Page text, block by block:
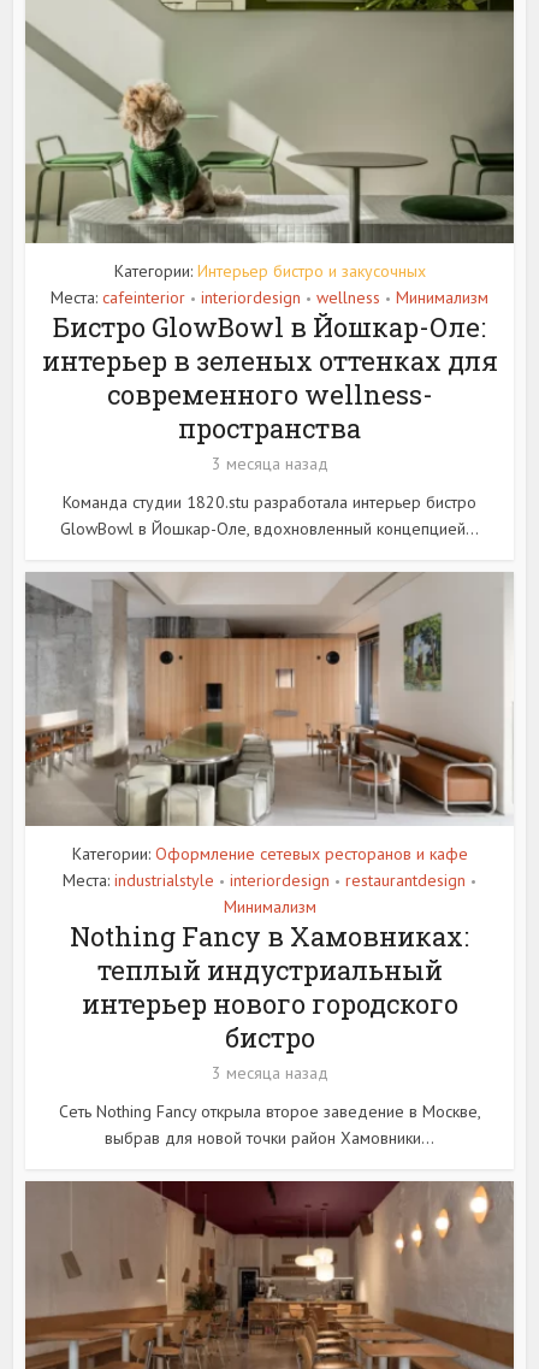
Категории: Интерьер бистро и закусочных
Места: cafeinterior • interiordesign • wellness • Минимализм
Бистро GlowBowl в Йошкар-Оле:
интерьер в зеленых оттенках для
современного wellness-
пространства
3 месяца назад
Команда студии 1820.stu разработала интерьер бистро
GlowBowl в Йошкар-Оле, вдохновленный концепцией...
Категории: Оформление сетевых ресторанов и кафе
Места: industrialstyle • interiordesign • restaurantdesign •
Минимализм
Nothing Fancy в Хамовниках:
теплый индустриальный
интерьер нового городского
бистро
3 месяца назад
Сеть Nothing Fancy открыла второе заведение в Москве,
выбрав для новой точки район Хамовники...